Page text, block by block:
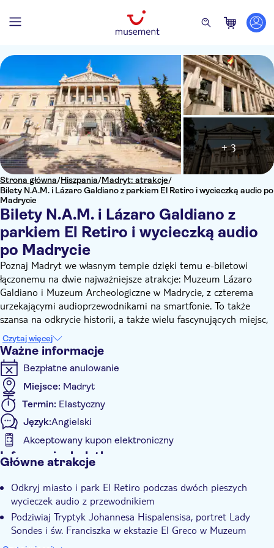
Strona główna/Hiszpania/Madryt: atrakcje/
Bilety N.A.M. i Lázaro Galdiano z parkiem El Retiro i wycieczką audio po
Madrycie
Bilety N.A.M. i Lázaro Galdiano z
parkiem El Retiro i wycieczką audio
po Madrycie
+ 3
Poznaj Madryt we własnym tempie dzięki temu e-biletowi
łączonemu na dwie najważniejsze atrakcje: Muzeum Lázaro
Galdiano i Muzeum Archeologiczne w Madrycie, z czterema
urzekającymi audioprzewodnikami na smartfonie. To także
szansa na odkrycie historii, a także wielu fascynujących miejsc,
które ukształtowały współczesny Madryt i park EL Retiro dzięki
dwóm spacerom audio z przewodnikiem.
Otrzymasz bilet e-mailem, pobierzesz aplikację i audiowycieczki
na swój telefon przed wizytą i cofniesz się w czasie, aby
doświadczyć wielkości hiszpańskiej stolicy. Załóż słuchawki i
odkryj Muzeum Lázaro Galdiano, Muzeum Archeologiczne w
Madrycie i Park El Retiro, dzięki sile opowiadania historii i
poznaj historyczne informacje oraz niezwykłe historie i
anegdoty z przeszłości. Jest to również szansa na zwiedzanie
Madrytu z samodzielnym przewodnikiem po mieście na
telefonie i zatracenie się w pięknie jego historii. Treść wycieczek
oryginalne historie, które sprawią, że wizyta będzie zarówno
wciągająca, jak i pouczająca. Z audiowycieczek można korzystać
wielokrotnie i w dowolnym momencie, przed lub po wizycie.
Jest to niepowtarzalna okazja, aby uzyskać cenny wgląd w
Czytaj więcej
Ważne informacje
Bezpłatne anulowanie
Miejsce: Madryt
Termin: Elastyczny
Język:Angielski
Akceptowany kupon elektroniczny
Informacje dodatkowe
Bez kolejki
Wejście bez kolejki
Wliczone są opłaty za wstęp
Główne atrakcje
Odkryj miasto i park El Retiro podczas dwóch pieszych
wycieczek audio z przewodnikiem
Podziwiaj Tryptyk Johannesa Hispalensisa, portret Lady
Sondes i św. Franciszka w ekstazie El Greco w Muzeum
Lázaro Galdiano.